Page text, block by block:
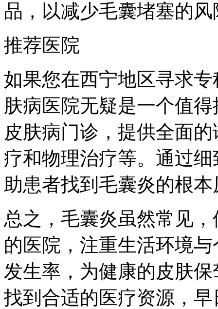
品，以减少毛囊堵塞的风
推荐医院
如果您在西宁地区寻求
肤病医院无疑是一个值
皮肤病门诊，提供全面
疗和物理治疗等。通过
助患者找到毛囊炎的根
总之，毛囊炎虽然常见
的医院，注重生活环境
发生率，为健康的皮肤
找到合适的医疗资源，